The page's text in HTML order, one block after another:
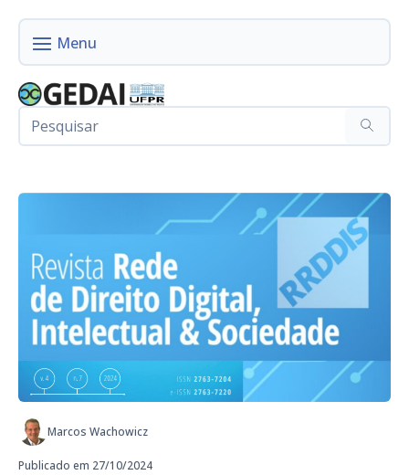
Marcos Wachowicz
Publicado em 27/10/2024